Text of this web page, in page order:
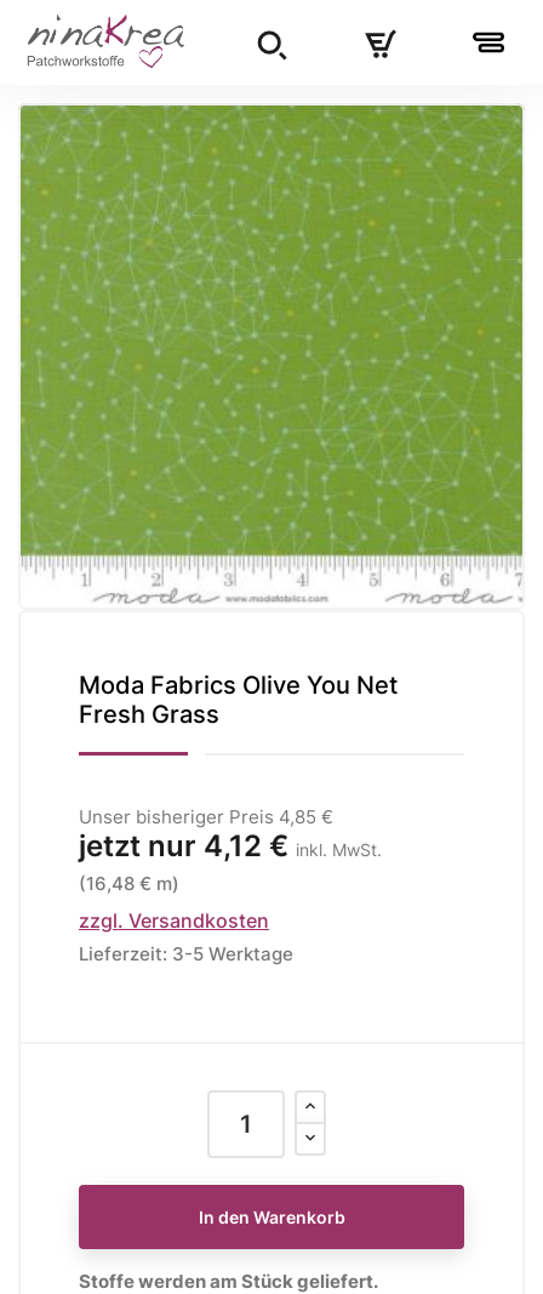
Moda Fabrics Olive You Net
Fresh Grass
Unser bisheriger Preis 4,85 €
jetzt nur 4,12 € inkl. MwSt.
(16,48 € m)
zzgl. Versandkosten
Lieferzeit: 3-5 Werktage
In den Warenkorb
Stoffe werden am Stück geliefert.